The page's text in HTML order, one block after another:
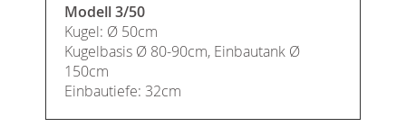
Modell 3/50
Kugel: Ø 50cm
Kugelbasis Ø 80-90cm, Einbautank Ø
150cm
Einbautiefe: 32cm